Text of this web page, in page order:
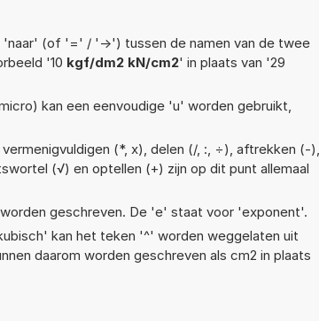
'naar' (of '=' / '->') tussen de namen van de twee
'10 kgf/dm2 kN/cm2' in plaats van '29
kan een eenvoudige 'u' worden gebruikt,
(*, x), delen (/, :, ÷), aftrekken (-),
(√) en optellen (+) zijn op dit punt allemaal
worden geschreven. De 'e' staat voor 'exponent'.
kan het teken '^' worden weggelaten uit
daarom worden geschreven als cm2 in plaats